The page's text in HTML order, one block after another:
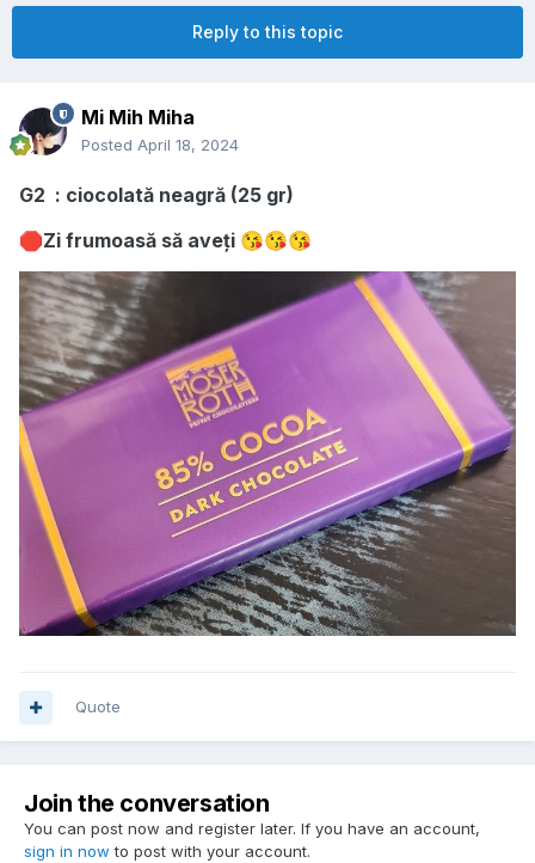
Reply to this topic
Mi Mih Miha
Posted April 18, 2024
G2 : ciocolată neagră (25 gr)
🛑Zi frumoasă să aveți 😘😘😘
Quote
Join the conversation
You can post now and register later. If you have an account,
sign in now to post with your account.